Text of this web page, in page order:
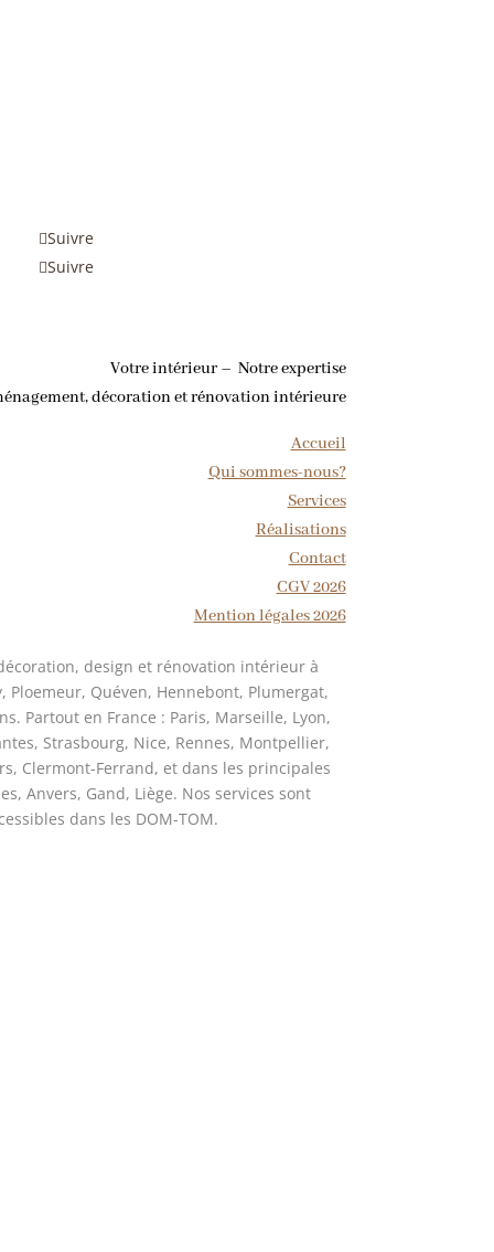
Suivre
Suivre
Votre intérieur – Notre expertise
décoration et rénovation intérieure
Accueil
Qui sommes-nous?
Services
Réalisations
Contact
CGV 2026
Mention légales 2026
design et rénovation intérieur à
Ploemeur, Quéven, Hennebont, Plumergat,
Partout en France : Paris, Marseille, Lyon,
Strasbourg, Nice, Rennes, Montpellier,
Clermont-Ferrand, et dans les principales
Anvers, Gand, Liège. Nos services sont
dans les DOM-TOM.